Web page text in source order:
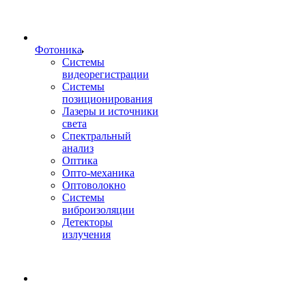
Фотоника
Cистемы
видеорегистрации
Системы
позиционирования
Лазеры и источники
света
Спектральный
анализ
Оптика
Опто-механика
Оптоволокно
Системы
виброизоляции
Детекторы
излучения